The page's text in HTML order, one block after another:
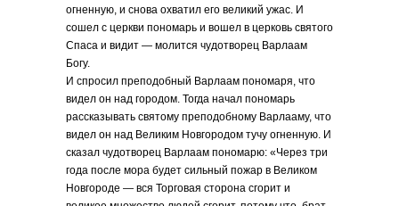
огненную, и снова охватил его великий ужас. И
сошел с церкви пономарь и вошел в церковь святого
Спаса и видит — молится чудотворец Варлаам
Богу.
И спросил преподобный Варлаам пономаря, что
видел он над городом. Тогда начал пономарь
рассказывать святому преподобному Варлааму, что
видел он над Великим Новгородом тучу огненную. И
сказал чудотворец Варлаам пономарю: «Через три
года после мора будет сильный пожар в Великом
Новгороде — вся Торговая сторона сгорит и